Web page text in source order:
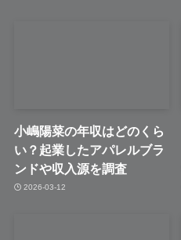
小嶋陽菜の年収はどのくら
い？起業したアパレルブラ
ンドや収入源を調査
2026-03-12